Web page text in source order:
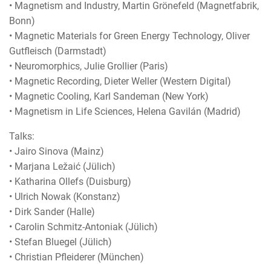
• Magnetism and Industry, Martin Grönefeld (Magnetfabrik,
Bonn)
• Magnetic Materials for Green Energy Technology, Oliver
Gutfleisch (Darmstadt)
• Neuromorphics, Julie Grollier (Paris)
• Magnetic Recording, Dieter Weller (Western Digital)
• Magnetic Cooling, Karl Sandeman (New York)
• Magnetism in Life Sciences, Helena Gavilán (Madrid)
Talks:
• Jairo Sinova (Mainz)
• Marjana Ležaić (Jülich)
• Katharina Ollefs (Duisburg)
• Ulrich Nowak (Konstanz)
• Dirk Sander (Halle)
• Carolin Schmitz-Antoniak (Jülich)
• Stefan Bluegel (Jülich)
• Christian Pfleiderer (München)